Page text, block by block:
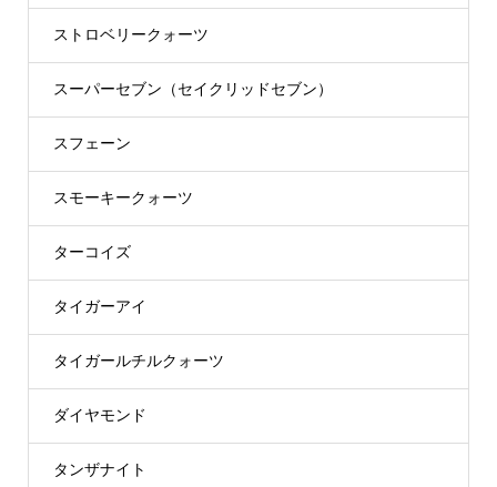
ストロベリークォーツ
スーパーセブン（セイクリッドセブン）
スフェーン
スモーキークォーツ
ターコイズ
タイガーアイ
タイガールチルクォーツ
ダイヤモンド
タンザナイト